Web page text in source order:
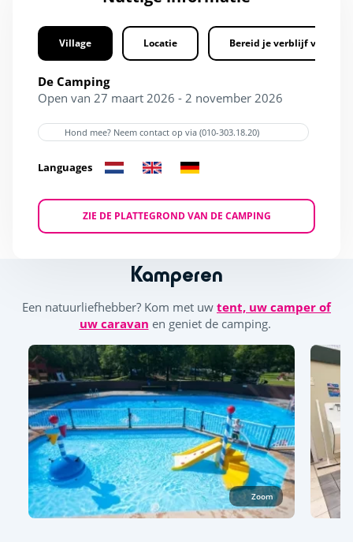
Village Locatie Bereid je verblijf voor
De Camping
Open van 27 maart 2026 - 2 november 2026
Hond mee? Neem contact op via (010-303.18.20)
Languages
ZIE DE PLATTEGROND VAN DE CAMPING
Kamperen
Een natuurliefhebber? Kom met uw tent, uw camper of
uw caravan en geniet de camping.
Zoom